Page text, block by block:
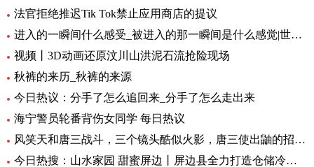
法官拒绝推迟Tik Tok禁止应用商店的提议
进入的一瞬间什么感受_被进入的那一瞬间是什么感觉|世界快播报
视频丨3D动画还原汶川山洪泥石流抢险现场
秋裤的来历_秋裤的来源
今日热议：分手了怎么追回来_分手了怎么走出来
海宁警员轮番背伤女同学 每日热议
风笑天和唐三战斗，三个镜头酷似火影，唐三使出鼬的招牌动作 速看料
今日热搜：山水家园 甜蜜屏边丨屏边县全力打造仓储冷链保障“云品”出滇